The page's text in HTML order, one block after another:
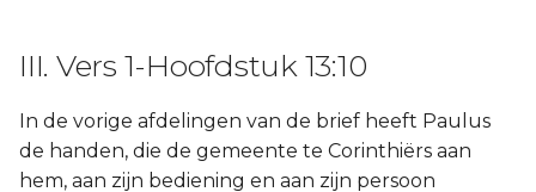
Numeri
Ruth
Prediker
III. Vers 1-Hoofdstuk 13:10
In de vorige afdelingen van de brief heeft Paulus
de handen, die de gemeente te Corinthiërs aan
hem, aan zijn bediening en aan zijn persoon